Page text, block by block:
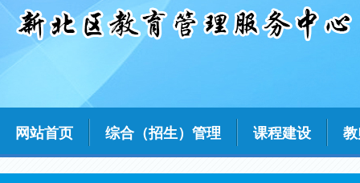
网站首页 综合（招生）管理 课程建设